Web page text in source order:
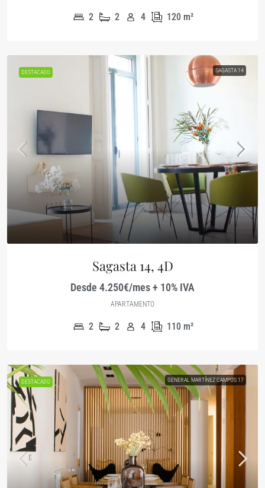
2 2 4 120 m²
DESTACADO SAGASTA 14
Sagasta 14, 4D
Desde 4.250€/mes + 10% IVA
APARTAMENTO
2 2 4 110 m²
DESTACADO GENERAL MARTÍNEZ CAMPOS 17